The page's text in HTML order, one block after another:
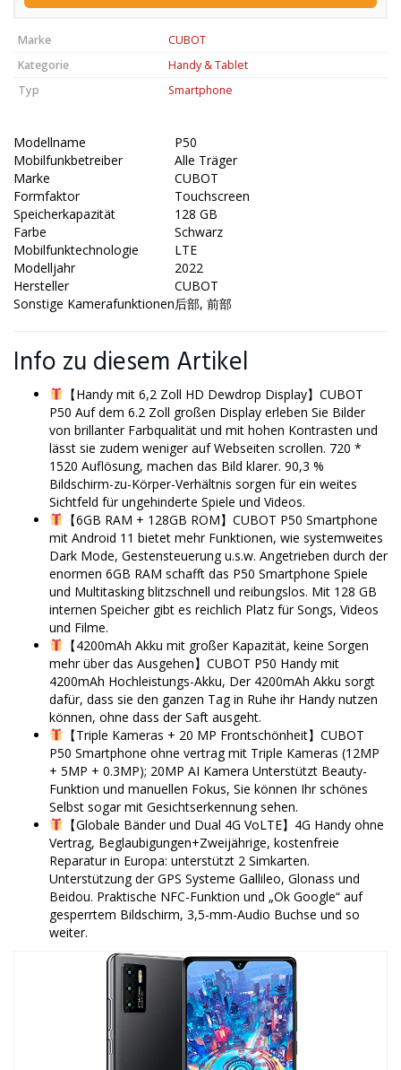
Marke
CUBOT
Kategorie
Handy & Tablet
Typ
Smartphone
Modellname
P50
Mobilfunkbetreiber
Alle Träger
Marke
CUBOT
Formfaktor
Touchscreen
Speicherkapazität
128 GB
Farbe
Schwarz
Mobilfunktechnologie
LTE
Modelljahr
2022
Hersteller
CUBOT
Sonstige Kamerafunktionen后部, 前部
Info zu diesem Artikel
【Handy mit 6,2 Zoll HD Dewdrop Display】CUBOT
P50 Auf dem 6.2 Zoll großen Display erleben Sie Bilder
von brillanter Farbqualität und mit hohen Kontrasten und
lässt sie zudem weniger auf Webseiten scrollen. 720 *
1520 Auflösung, machen das Bild klarer. 90,3 %
Bildschirm-zu-Körper-Verhältnis sorgen für ein weites
Sichtfeld für ungehinderte Spiele und Videos.
【6GB RAM + 128GB ROM】CUBOT P50 Smartphone
mit Android 11 bietet mehr Funktionen, wie systemweites
Dark Mode, Gestensteuerung u.s.w. Angetrieben durch der
enormen 6GB RAM schafft das P50 Smartphone Spiele
und Multitasking blitzschnell und reibungslos. Mit 128 GB
internen Speicher gibt es reichlich Platz für Songs, Videos
und Filme.
【4200mAh Akku mit großer Kapazität, keine Sorgen
mehr über das Ausgehen】CUBOT P50 Handy mit
4200mAh Hochleistungs-Akku, Der 4200mAh Akku sorgt
dafür, dass sie den ganzen Tag in Ruhe ihr Handy nutzen
können, ohne dass der Saft ausgeht.
【Triple Kameras + 20 MP Frontschönheit】CUBOT
P50 Smartphone ohne vertrag mit Triple Kameras (12MP
+ 5MP + 0.3MP); 20MP AI Kamera Unterstützt Beauty-
Funktion und manuellen Fokus, Sie können Ihr schönes
Selbst sogar mit Gesichtserkennung sehen.
【Globale Bänder und Dual 4G VoLTE】4G Handy ohne
Vertrag, Beglaubigungen+Zweijährige, kostenfreie
Reparatur in Europa: unterstützt 2 Simkarten.
Unterstützung der GPS Systeme Gallileo, Glonass und
Beidou. Praktische NFC-Funktion und „Ok Google“ auf
gesperrtem Bildschirm, 3,5-mm-Audio Buchse und so
weiter.